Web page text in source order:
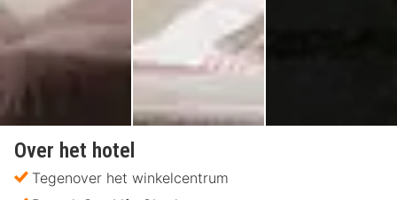
Over het hotel
Tegenover het winkelcentrum